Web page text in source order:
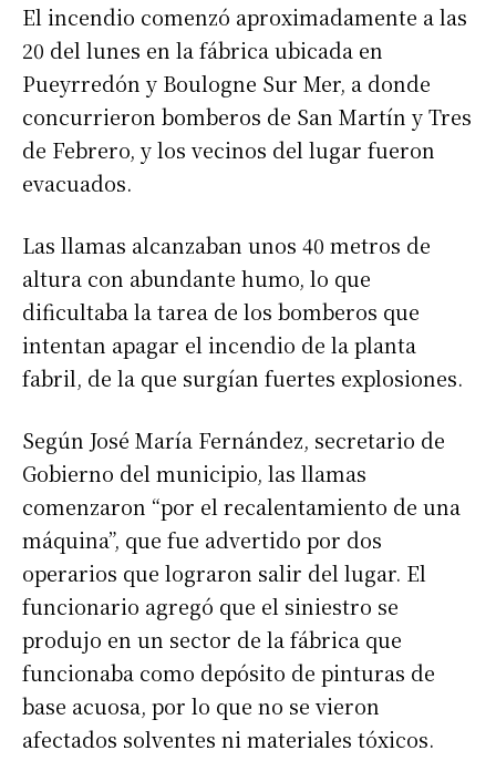
El incendio comenzó aproximadamente a las
20 del lunes en la fábrica ubicada en
Pueyrredón y Boulogne Sur Mer, a donde
concurrieron bomberos de San Martín y Tres
de Febrero, y los vecinos del lugar fueron
evacuados.
Las llamas alcanzaban unos 40 metros de
altura con abundante humo, lo que
dificultaba la tarea de los bomberos que
intentan apagar el incendio de la planta
fabril, de la que surgían fuertes explosiones.
Según José María Fernández, secretario de
Gobierno del municipio, las llamas
comenzaron “por el recalentamiento de una
máquina”, que fue advertido por dos
operarios que lograron salir del lugar. El
funcionario agregó que el siniestro se
produjo en un sector de la fábrica que
funcionaba como depósito de pinturas de
base acuosa, por lo que no se vieron
afectados solventes ni materiales tóxicos.